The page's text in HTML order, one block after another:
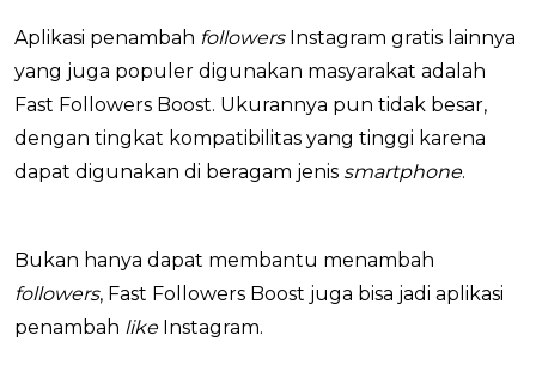
Aplikasi penambah followers Instagram gratis lainnya
yang juga populer digunakan masyarakat adalah
Fast Followers Boost. Ukurannya pun tidak besar,
dengan tingkat kompatibilitas yang tinggi karena
dapat digunakan di beragam jenis smartphone.
Bukan hanya dapat membantu menambah
followers, Fast Followers Boost juga bisa jadi aplikasi
penambah like Instagram.